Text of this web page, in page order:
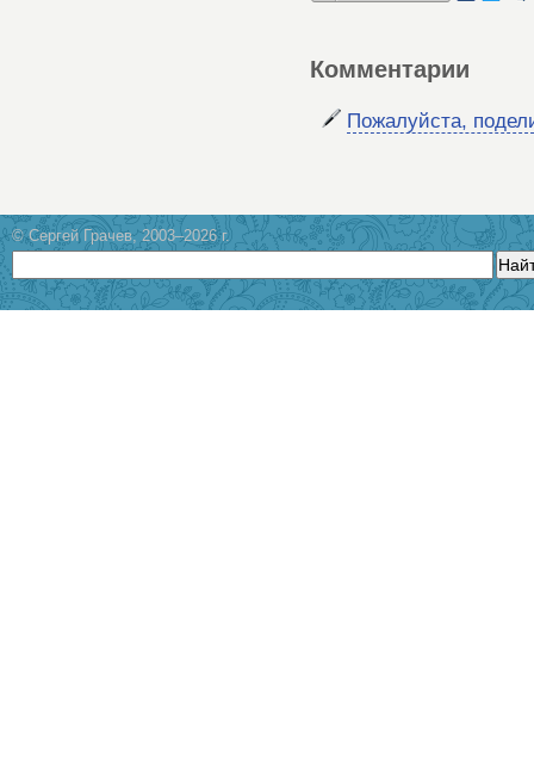
Комментарии
Пожалуйста,
© Сергей Грачев, 2003–2026 г.